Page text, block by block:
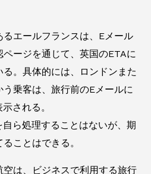
エールフランスは、Eメール
ージを通じて、英国のETAに
。具体的には、ロンドンまた
乗客は、旅行前のEメールに
される。
ら処理することはないが、期
ことはできる。
は、ビジネスで利用する旅行